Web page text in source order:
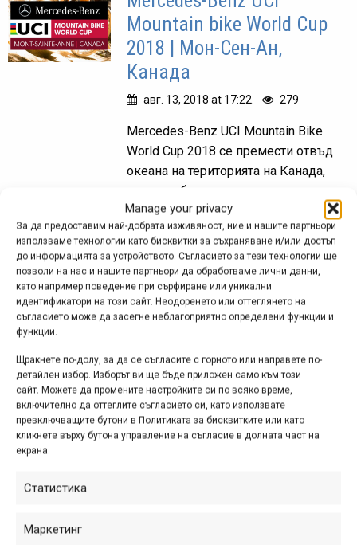
Manage your privacy
За да предоставим най-добрата изживяност, ние и нашите партньори
използваме технологии като бисквитки за съхраняване и/или достъп
до информацията за устройството. Съгласието за тези технологии ще
позволи на нас и нашите партньори да обработваме лични данни,
като например поведение при сърфиране или уникални
идентификатори на този сайт. Неодоренето или оттеглянето на
съгласието може да засегне неблагоприятно определени функции и
функции.
Щракнете по-долу, за да се съгласите с горното или направете по-
детайлен избор. Изборът ви ще бъде приложен само към този
сайт. Можете да промените настройките си по всяко време,
включително да оттеглите съгласието си, като използвате
превключващите бутони в Политиката за бисквитките или като
кликнете върху бутона управление на съгласие в долната част на
екрана.
Статистика
Маркетинг
Mountain bike World Cup
2018 | Мон-Сен-Ан,
Канада
авг. 13, 2018 at 17:22. 279
Mercedes-Benz UCI Mountain Bike
World Cup 2018 се премести отвъд
океана на територията на Канада,
където обичаен домакин вече
десетилетия наред е курортът Мон-
Сен-Ан. Проведоха се състезания и
в трите...
Снимка на деня